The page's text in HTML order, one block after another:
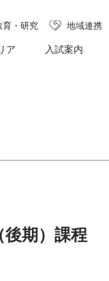
育・研究 地域連携
ア 入試案内
後期）課程